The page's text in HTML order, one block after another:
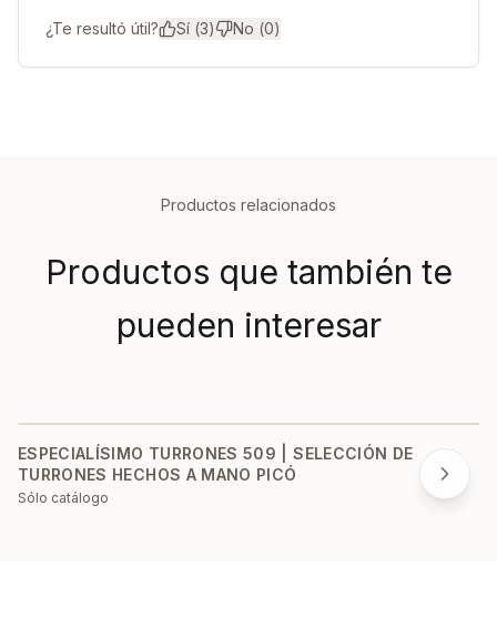
¿Te resultó útil? Sí (3) No (0)
Productos relacionados
Productos que también te
pueden interesar
ESPECIALÍSIMO TURRONES 509 | SELECCIÓN DE
TURRONES HECHOS A MANO PICÓ
Sólo catálogo